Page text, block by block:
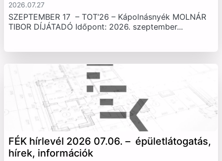
2026.07.27
SZEPTEMBER 17 – TOT’26 – Kápolnásnyék MOLNÁR
TIBOR DÍJÁTADÓ Időpont: 2026. szeptember...
FÉK hírlevél 2026 07.06. – épületlátogatás,
hírek, információk